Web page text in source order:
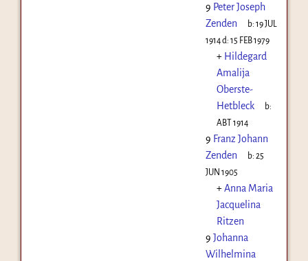
9 Peter Joseph
Zenden
b:19 JUL
1914d: 15 FEB 1979
+ Hildegard
Amalija
Oberste-
Hetbleck
b:
ABT 1914
9 Franz Johann
Zenden
b:25
JUN 1905
+Anna Maria
Jacquelina
Ritzen
9 Johanna
Wilhelmina